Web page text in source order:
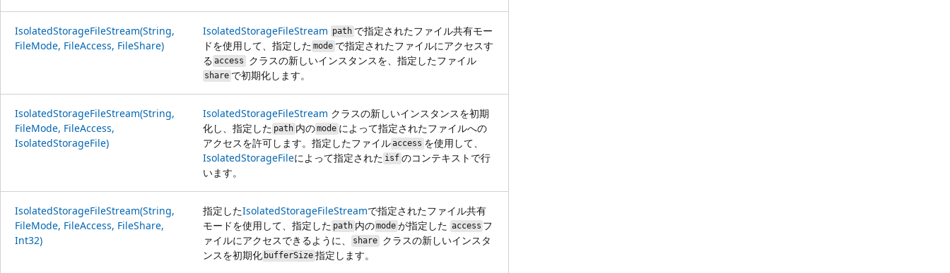
IsolatedStorageFileStream(String,
FileMode, FileAccess, FileShare)
IsolatedStorageFileStream pathで指定されたファイル共有モー
ドを使用して、指定した modeで指定されたファイルにアクセスす
る access クラスの新しいインスタンスを、指定したファイル
shareで初期化します。
IsolatedStorageFileStream(String,
FileMode, FileAccess,
IsolatedStorageFile)
IsolatedStorageFileStream クラスの新しいインスタンスを初期
化し、指定した path内のmodeによって指定されたファイルへの
アクセスを許可します。指定したファイルaccess を使用して、
IsolatedStorageFileによって指定された isfのコンテキストで行
います。
IsolatedStorageFileStream(String,
FileMode, FileAccess, FileShare,
Int32)
指定したIsolatedStorageFileStreamで指定されたファイル共有
モードを使用して、指定した path内のmodeが指定した access フ
ァイルにアクセスできるように、
shareクラスの新しいインスタ
ンスを初期化 bufferSize 指定します。